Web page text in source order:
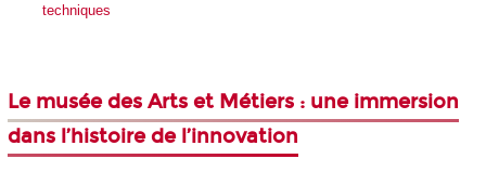
techniques
Le musée des Arts et Métiers : une immersion
dans l’histoire de l’innovation